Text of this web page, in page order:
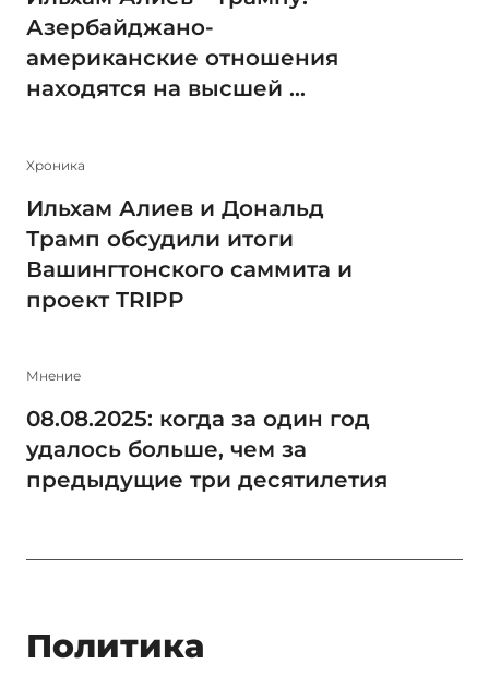
Азербайджано-
американские отношения
находятся на высшей ...
Xроника
Ильхам Алиев и Дональд
Трамп обсудили итоги
Вашингтонского саммита и
проект TRIPP
Мнение
08.08.2025: когда за один год
удалось больше, чем за
предыдущие три десятилетия
Политика